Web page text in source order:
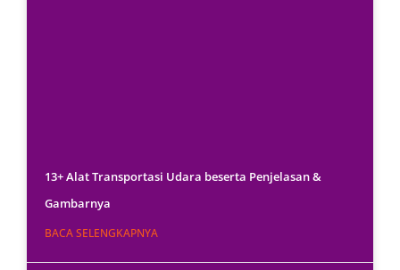
13+ Alat Transportasi Udara beserta Penjelasan &
Gambarnya
BACA SELENGKAPNYA